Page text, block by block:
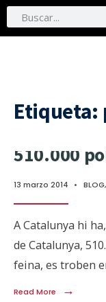
Etiqueta:
510.000
13 marzo 2014 • BLOG,
A Catalunya hi
de Catalunya,
feina, es troben
Read More →